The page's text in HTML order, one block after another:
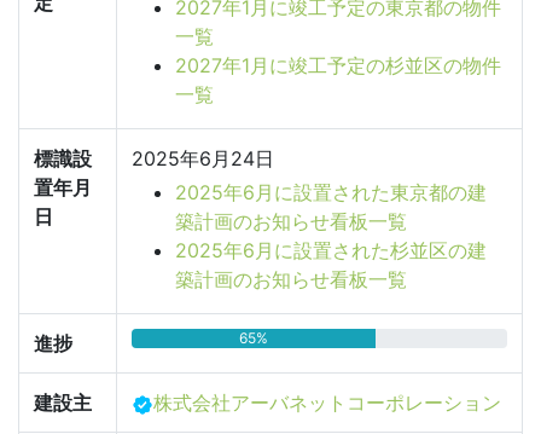
2027年1月に竣工予定の東京都の物件
一覧
2027年1月に竣工予定の杉並区の物件
一覧
標識設
置年月
日
2025年6月24日
2025年6月に設置された東京都の建
築計画のお知らせ看板一覧
2025年6月に設置された杉並区の建
築計画のお知らせ看板一覧
進捗 65%
建設主 株式会社アーバネットコーポレーション